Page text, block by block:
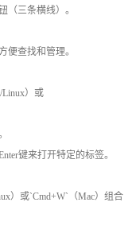
（三条横线）。
便查找和管理。
Linux）或
键来打开特定的标签。
）或`Cmd+W`（Mac）组合